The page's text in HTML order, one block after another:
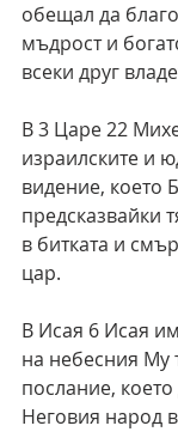
обещал да
мъдрост и
всеки друг
В 3 Царе 22
израилските и
видение, което
предсказвайки
в битката и
цар.
В Исая 6 Исая
на небесния Му
послание,
Неговия народ